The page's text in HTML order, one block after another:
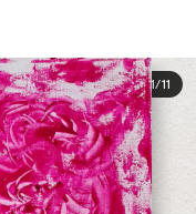
1/11